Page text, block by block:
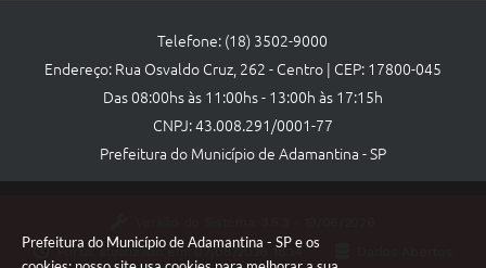
Prefeitura do Município de Adamantina - SP e os
Telefone: (18) 3502-9000
Endereço: Rua Osvaldo Cruz, 262 - Centro | CEP: 17800-045
Das 08:00hs às 11:00hs - 13:00h às 17:15h
CNPJ: 43.008.291/0001-77
Prefeitura do Município de Adamantina - SP
Portal atualizado em: 07/08/2026 18:14